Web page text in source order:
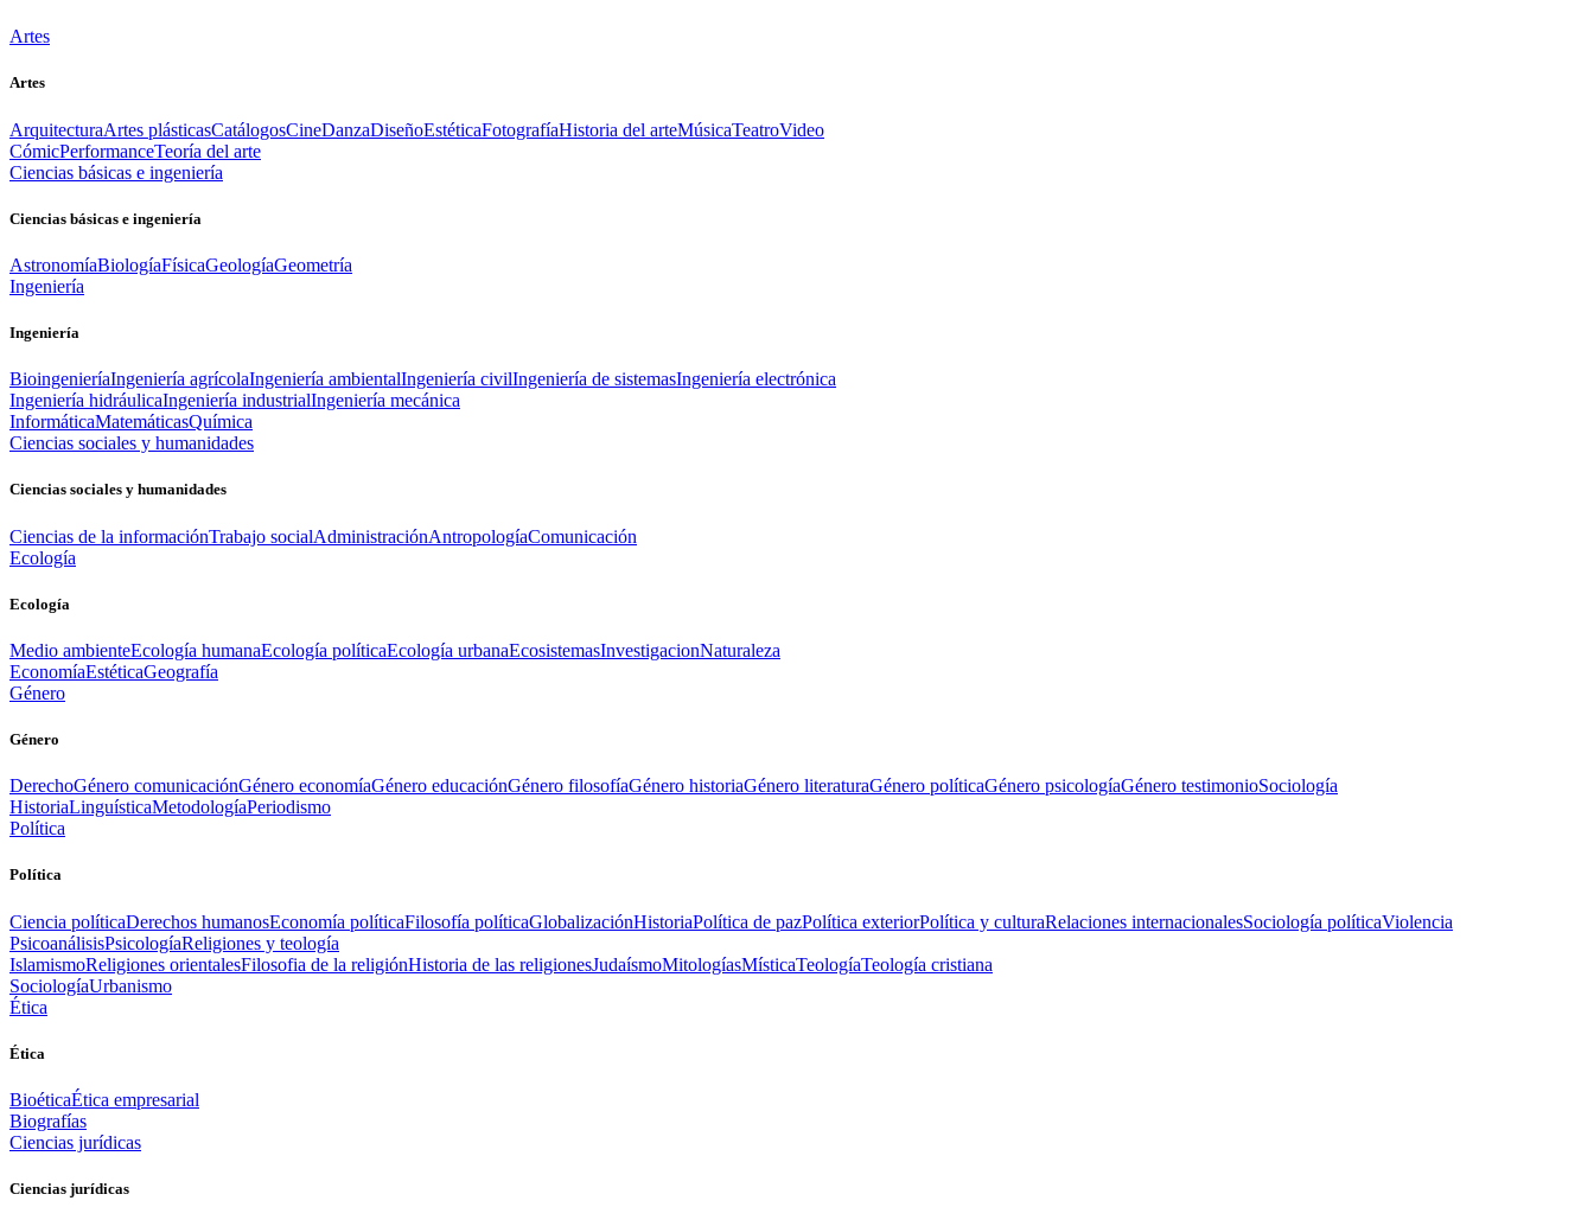
Artes
Artes
ArquitecturaArtes plásticasCatálogosCineDanzaDiseñoEstéticaFotografíaHistoria del arteMúsicaTeatroVideo
CómicPerformanceTeoría del arte
Ciencias básicas e ingeniería
Ciencias básicas e ingeniería
AstronomíaBiologíaFísicaGeologíaGeometría
Ingeniería
Ingeniería
BioingenieríaIngeniería agrícolaIngeniería ambientalIngeniería civilIngeniería de sistemasIngeniería electrónica
Ingeniería hidráulicaIngeniería industrialIngeniería mecánica
InformáticaMatemáticasQuímica
Ciencias sociales y humanidades
Ciencias sociales y humanidades
Ciencias de la informaciónTrabajo socialAdministraciónAntropologíaComunicación
Ecología
Ecología
Medio ambienteEcología humanaEcología políticaEcología urbanaEcosistemasInvestigacionNaturaleza
EconomíaEstéticaGeografía
Género
Género
DerechoGénero comunicaciónGénero economíaGénero educaciónGénero filosofíaGénero historiaGénero literaturaGénero políticaGénero psicologíaGénero testimonioSociología
HistoriaLinguísticaMetodologíaPeriodismo
Política
Política
Ciencia políticaDerechos humanosEconomía políticaFilosofía políticaGlobalizaciónHistoriaPolítica de pazPolítica exteriorPolítica y culturaRelaciones internacionalesSociología políticaViolencia
PsicoanálisisPsicologíaReligiones y teología
IslamismoReligiones orientalesFilosofia de la religiónHistoria de las religionesJudaísmoMitologíasMísticaTeologíaTeología cristiana
SociologíaUrbanismo
Ética
Ética
BioéticaÉtica empresarial
Biografías
Ciencias jurídicas
Ciencias jurídicas